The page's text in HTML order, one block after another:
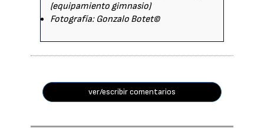
(equipamiento gimnasio)
Fotografía: Gonzalo Botet©
ver/escribir comentarios